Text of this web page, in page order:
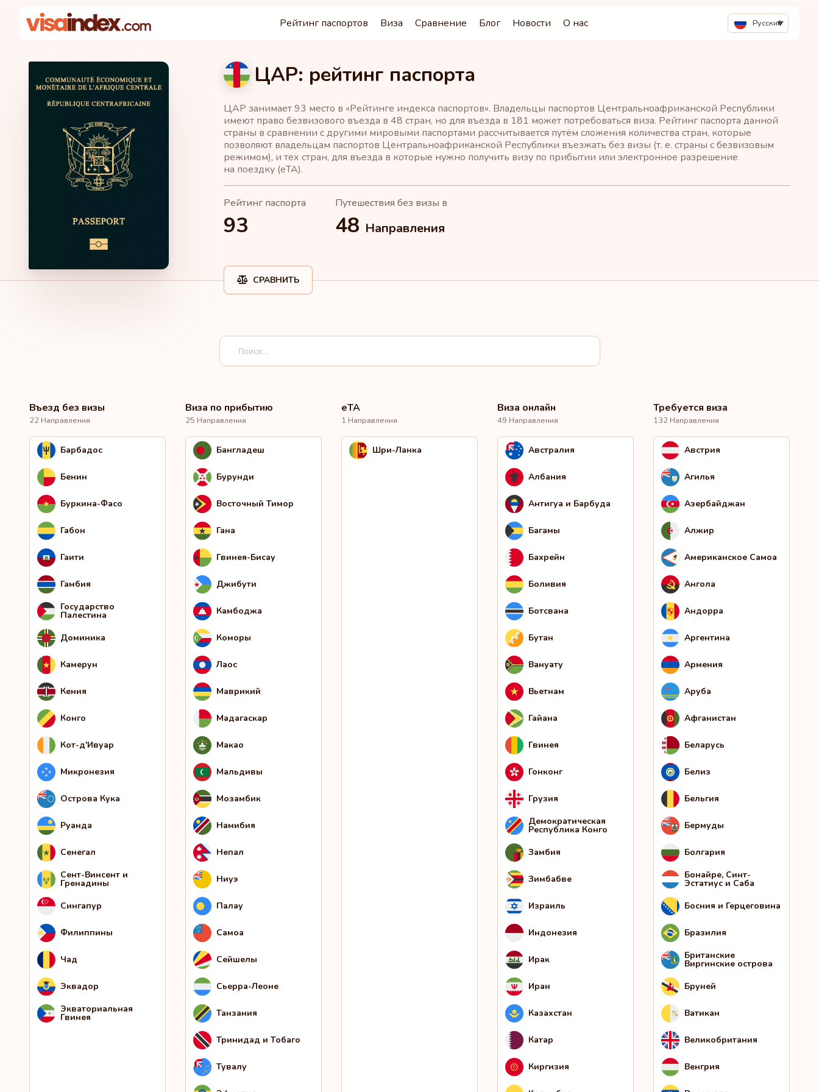
Русский
Рейтинг паспортов Виза Сравнение Блог Новости О нас
ЦАР: рейтинг паспорта
ЦАР занимает 93 место в «Рейтинге индекса паспортов». Владельцы паспортов Центральноафриканской Республики
имеют право безвизового въезда в 48 стран, но для въезда в 181 может потребоваться виза. Рейтинг паспорта данной
страны в сравнении с другими мировыми паспортами рассчитывается путём сложения количества стран, которые
позволяют владельцам паспортов Центральноафриканской Республики въезжать без визы (т. е. страны с безвизовым
режимом), и тех стран, для въезда в которые нужно получить визу по прибытии или электронное разрешение
на поездку (eTA).
Рейтинг паспорта
93
Путешествия без визы в
48 Направления
СРАВНИТЬ
Въезд без визы
22 Направления
Барбадос
Бенин
Буркина-Фасо
Габон
Гаити
Гамбия
Государство
Палестина
Доминика
Камерун
Кения
Конго
Кот-д'Ивуар
Микронезия
Острова Кука
Руанда
Сенегал
Сент-Винсент и
Гренадины
Сингапур
Филиппины
Чад
Эквадор
Экваториальная
Гвинея
Виза по прибытию
25 Направления
Бангладеш
Бурунди
Восточный Тимор
Гана
Гвинея-Бисау
Джибути
Камбоджа
Коморы
Лаос
Маврикий
Мадагаскар
Макао
Мальдивы
Мозамбик
Намибия
Непал
Ниуэ
Палау
Самоа
Сейшелы
Сьерра-Леоне
Танзания
Тринидад и Тобаго
Тувалу
eTA
1 Направления
Шри-Ланка
Виза онлайн
49 Направления
Австралия
Албания
Антигуа и Барбуда
Багамы
Бахрейн
Боливия
Ботсвана
Бутан
Вануату
Вьетнам
Гайана
Гвинея
Гонконг
Грузия
Демократическая
Республика Конго
Замбия
Зимбабве
Израиль
Индонезия
Ирак
Иран
Казахстан
Катар
Киргизия
Требуется виза
132 Направления
Австрия
Агилья
Азербайджан
Алжир
Американское Самоа
Ангола
Андорра
Аргентина
Армения
Аруба
Афганистан
Беларусь
Белиз
Бельгия
Бермуды
Болгария
Бонайре, Синт-
Эстатиус и Саба
Босния и Герцеговина
Бразилия
Британские
Виргинские острова
Бруней
Ватикан
Великобритания
Венгрия